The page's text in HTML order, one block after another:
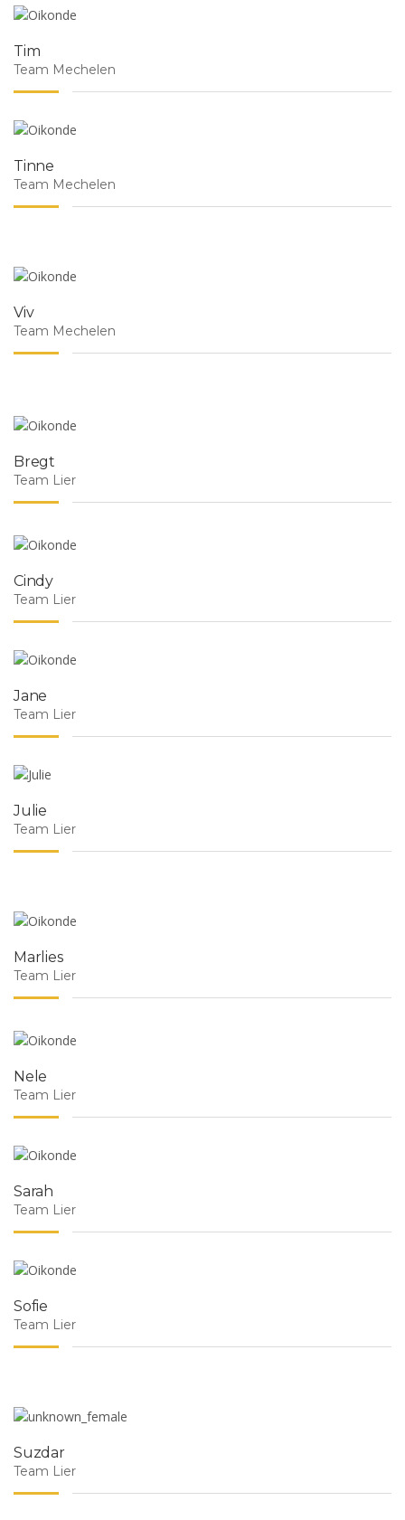
Tim
Team Mechelen
Tinne
Team Mechelen
Viv
Team Mechelen
Bregt
Team Lier
Cindy
Team Lier
Jane
Team Lier
Julie
Team Lier
Marlies
Team Lier
Nele
Team Lier
Sarah
Team Lier
Sofie
Team Lier
Suzdar
Team Lier